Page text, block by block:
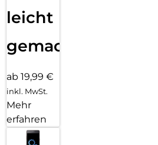
leicht
gemacht!
ab 19,99 €
inkl. MwSt.
Mehr
erfahren